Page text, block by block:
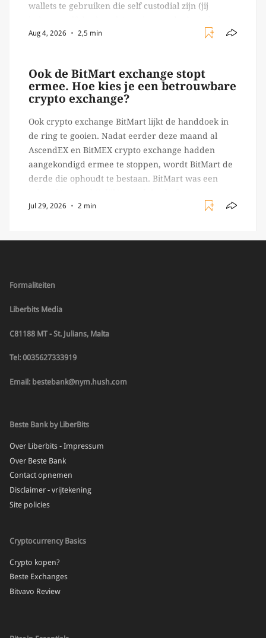
wallets te gebruiken die self custodial zijn (jij
Ledger of Trezor bijvoorbeeld. Echter, op 29 juli
Aug 4, 2026 2,5 min
Ook de BitMart exchange stopt
ermee. Hoe kies je een betrouwbare
crypto exchange?
Ook crypto exchange BitMart lijkt de handdoek in
de ring te gooien. Nadat eerder deze maand al
AscendEX en BitMEX crypto exchange hadden
aangekondigd ermee te stoppen, wordt BitMart de
derde die ophoudt te bestaan. BitMart was een
crypto handelaren terecht konden om te handelen
Jul 29, 2026 2 min
Formaliteiten
Liberbits Media
C81188 MT - St. Julians, Malta
Tel: 0035627333919
Email: bestebank@nym.hush.com
Beste Bank by LiberBits
Over Liberbits - Impressum
Over Beste Bank
Contact opnemen
Disclaimer - vrijtekening
Site policies
Cryptocurrency Basics
Crypto kopen?
Beste Exchanges
Bitvavo Review